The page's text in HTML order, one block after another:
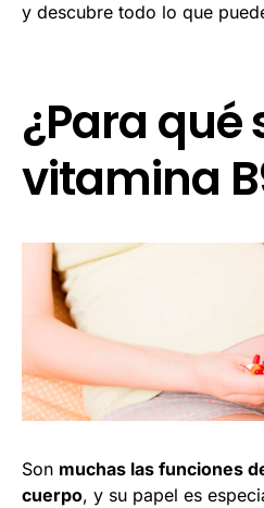
y descubre todo lo que
¿Para qué
vitamina
Son muchas las funciones
cuerpo, y su papel es